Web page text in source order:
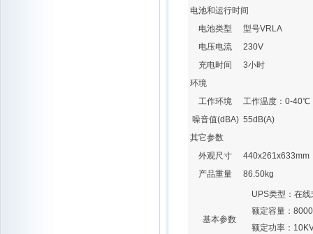
电池和运行时间
电池类型
型号VRLA
电压电流
230V
充电时间
3小时
环境
工作环境
工作温度：0-40℃
噪音值(dBA) 55dB(A)
其它参数
外观尺寸
440x261x633mm
产品重量
86.50kg
基本参数
UPS类型 ： 在线
额定容量 ：
额定功率 ：